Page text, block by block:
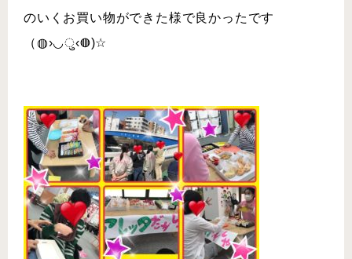
のいくお買い物ができた様で良かったです
（◍›◡ु‹◍)☆